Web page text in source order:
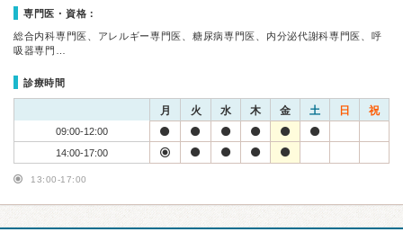
専門医・資格：
総合内科専門医、アレルギー専門医、糖尿病専門医、内分泌代謝科専門医、呼
吸器専門…
診療時間
月 火 水 木 金 土 日 祝
09:00-12:00
14:00-17:00
13:00-17:00